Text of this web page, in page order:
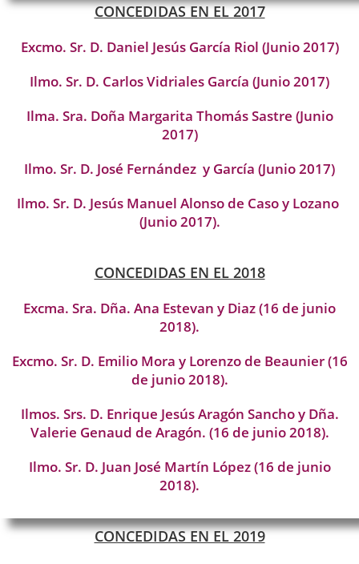
CONCEDIDAS EN EL 2017
Excmo. Sr. D. Daniel Jesús García Riol (Junio 2017)
Ilmo. Sr. D. Carlos Vidriales García (Junio 2017)
Ilma. Sra. Doña Margarita Thomás Sastre (Junio
2017)
Ilmo. Sr. D. José Fernández y García (Junio 2017)
Ilmo. Sr. D. Jesús Manuel Alonso de Caso y Lozano
(Junio 2017).
CONCEDIDAS EN EL 2018
Excma. Sra. Dña. Ana Estevan y Diaz (16 de junio
2018).
Excmo. Sr. D. Emilio Mora y Lorenzo de Beaunier (16
de junio 2018).
Ilmos. Srs. D. Enrique Jesús Aragón Sancho y Dña.
Valerie Genaud de Aragón. (16 de junio 2018).
Ilmo. Sr. D. Juan José Martín López (16 de junio
2018).
CONCEDIDAS EN EL 2019